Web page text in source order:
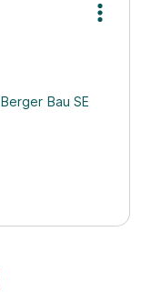
Berger Bau SE